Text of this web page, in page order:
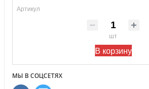
Артикул
шт
В корзину
МЫ В СОЦСЕТЯХ